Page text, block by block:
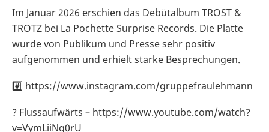
Im Januar 2026 erschien das Debütalbum TROST &
TROTZ bei La Pochette Surprise Records. Die Platte
wurde von Publikum und Presse sehr positiv
aufgenommen und erhielt starke Besprechungen.
#️⃣ https://www.instagram.com/gruppefraulehmann
? Flussaufwärts – https://www.youtube.com/watch?
v=VymLiiNg0rU